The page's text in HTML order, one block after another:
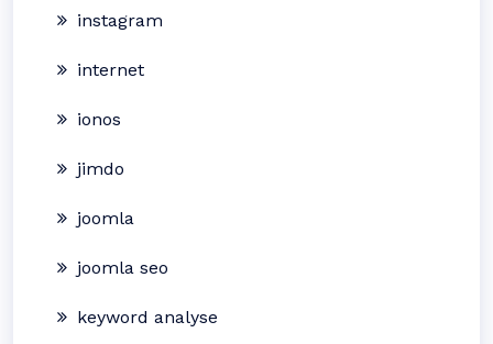
instagram
internet
ionos
jimdo
joomla
joomla seo
keyword analyse